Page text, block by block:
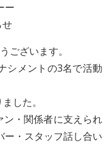
ー
せ
ございます。
シメントの3名で活動
した。
・関係者に支えられ
ー・スタッフ話し合い